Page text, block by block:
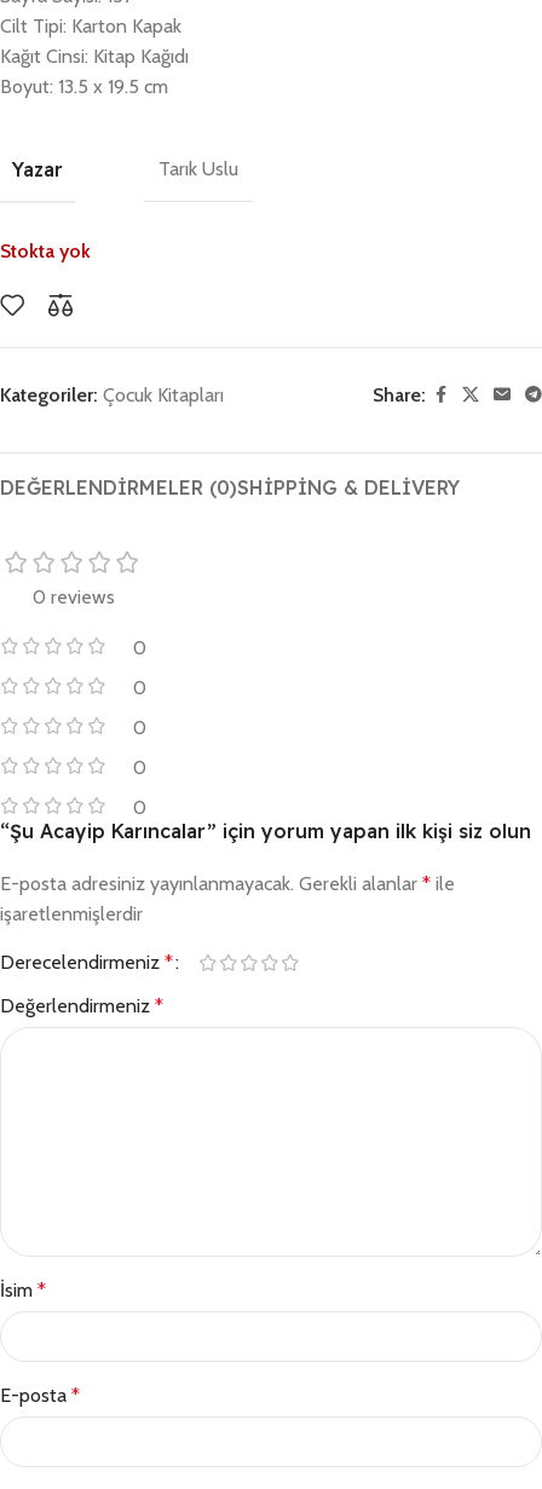
Cilt Tipi: Karton Kapak
Kağıt Cinsi: Kitap Kağıdı
Boyut: 13.5 x 19.5 cm
Yazar Tarık Uslu
Stokta yok
Kategoriler: Çocuk Kitapları Share:
DEĞERLENDIRMELER (0)SHIPPING & DELIVERY
0 reviews
0
0
0
0
0
“Şu Acayip Karıncalar” için yorum yapan ilk kişi siz olun
E-posta adresiniz yayınlanmayacak. Gerekli alanlar * ile
işaretlenmişlerdir
Derecelendirmeniz *
Değerlendirmeniz *
İsim *
E-posta *